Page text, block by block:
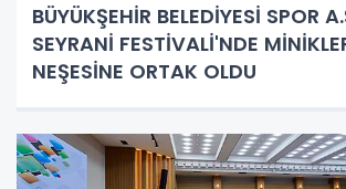
BÜYÜKŞEHİR BELEDİYESİ SPOR
SEYRANİ FESTİVALİ'NDE
NEŞESİNE ORTAK OLDU